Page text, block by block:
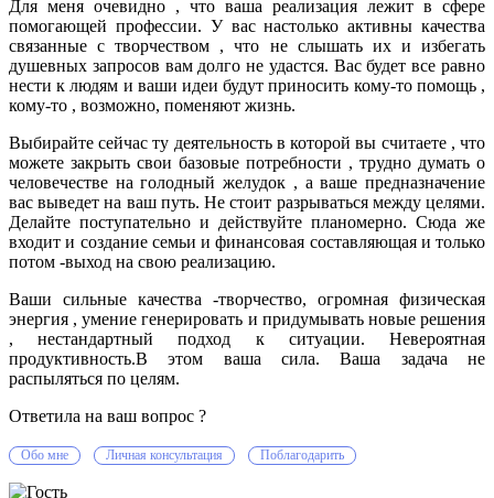
Для меня очевидно , что ваша реализация лежит в сфере
помогающей профессии. У вас настолько активны качества
связанные с творчеством , что не слышать их и избегать
душевных запросов вам долго не удастся. Вас будет все равно
нести к людям и ваши идеи будут приносить кому-то помощь ,
кому-то , возможно, поменяют жизнь.
Выбирайте сейчас ту деятельность в которой вы считаете , что
можете закрыть свои базовые потребности , трудно думать о
человечестве на голодный желудок , а ваше предназначение
вас выведет на ваш путь. Не стоит разрываться между целями.
Делайте поступательно и действуйте планомерно. Сюда же
входит и создание семьи и финансовая составляющая и только
потом -выход на свою реализацию.
Ваши сильные качества -творчество, огромная физическая
энергия , умение генерировать и придумывать новые решения
, нестандартный подход к ситуации. Невероятная
продуктивность.В этом ваша сила. Ваша задача не
распыляться по целям.
Ответила на ваш вопрос ?
Обо мне Личная консультация Поблагодарить